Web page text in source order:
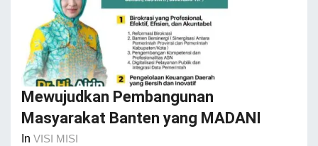
Mewujudkan Pembangunan
Masyarakat Banten yang MADANI
In VISI MISI